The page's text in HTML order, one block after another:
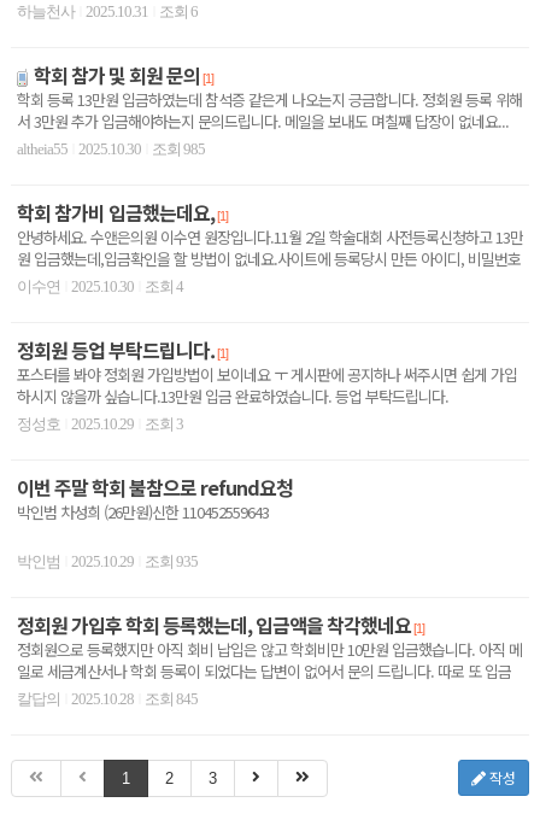
하늘천사 2025.10.31 조회 6
학회 참가 및 회원 문의 [1]
학회 등록 13만원 입금하였는데 참석증 같은게 나오는지 긍금합니다. 정회원 등록 위해
서 3만원 추가 입금해야하는지 문의드립니다. 메일을 보내도 며칠째 답장이 없네요...
altheia55 2025.10.30 조회 985
학회 참가비 입금했는데요,[1]
안녕하세요. 수앤은의원 이수연 원장입니다.11월 2일 학술대회 사전등록신청하고 13만
원 입금했는데,입금확인을 할 방법이 없네요.사이트에 등록당시 만든 아이디, 비밀번호
로 로그인이 ..
이수연 2025.10.30 조회 4
정회원 등업 부탁드립니다.[1]
포스터를 봐야 정회원 가입방법이 보이네요 ㅜ 게시판에 공지하나 써주시면 쉽게 가입
하시지 않을까 싶습니다.13만원 입금 완료하였습니다. 등업 부탁드립니다.
정성호 2025.10.29 조회 3
이번 주말 학회 불참으로 refund요청
박인범 차성희 (26만원)신한 110452559643
박인범 2025.10.29 조회 935
정회원 가입후 학회 등록했는데, 입금액을 착각했네요[1]
정회원으로 등록했지만 아직 회비 납입은 않고 학회비만 10만원 입금했습니다. 아직 메
일로 세금계산서나 학회 등록이 되었다는 답변이 없어서 문의 드립니다. 따로 또 입금
해야할것과 같..
칼답의 2025.10.28 조회 845
1 2 3 작성